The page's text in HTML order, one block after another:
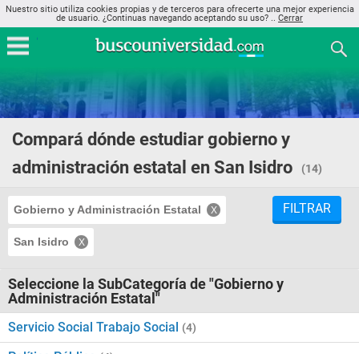
Nuestro sitio utiliza cookies propias y de terceros para ofrecerte una mejor experiencia
de usuario. ¿Continuas navegando aceptando su uso? .. Cerrar
Compará dónde estudiar gobierno y
administración estatal en San Isidro
(14)
Gobierno y Administración Estatal
San Isidro
FILTRAR
Seleccione la SubCategoría de "Gobierno y
Administración Estatal"
Servicio Social Trabajo Social (4)